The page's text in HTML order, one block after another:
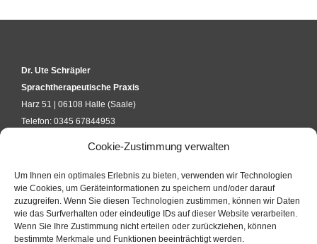
Cookie-Zustimmung verwalten
Um Ihnen ein optimales Erlebnis zu bieten, verwenden wir Technologien
wie Cookies, um Geräteinformationen zu speichern und/oder darauf
zuzugreifen. Wenn Sie diesen Technologien zustimmen, können wir Daten
wie das Surfverhalten oder eindeutige IDs auf dieser Website verarbeiten.
Wenn Sie Ihre Zustimmung nicht erteilen oder zurückziehen, können
bestimmte Merkmale und Funktionen beeinträchtigt werden.
Dr. Ute Schräpler
Sprachtherapeutische Praxis
Harz 51 | 06108 Halle (Saale)
Telefon: 0345 67844953
KURSANFRAGE
KONTAKTFORMULAR